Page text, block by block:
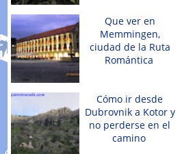
Que ver en
Memmingen,
ciudad de la Ruta
Romántica
Cómo ir desde
Dubrovnik a Kotor y
no perderse en el
camino